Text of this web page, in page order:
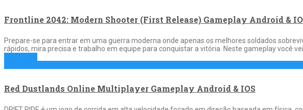
Frontline 2042: Modern Shooter (First Release) Gameplay Android &
Prepare-se para entrar em uma guerra moderna onde apenas os melhores soldados
rápidos, mira precisa e trabalho em equipe para conquistar a vitória. Neste gameplay você
Red Dustlands Online Multiplayer Gameplay Android & IOS